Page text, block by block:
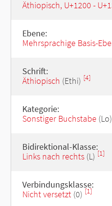
Äthiopisch, U+1200 -
Ebene:
Mehrsprachige Basis-
Schrift:
Äthiopisch (Ethi) [4]
Kategorie:
Sonstiger Buchstabe (Lo)
Bidirektional-Klasse:
Links nach rechts(L) [1]
Verbindungsklasse:
Nicht versetzt(0) [1]